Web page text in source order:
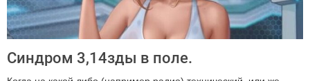
Синдром 3,14зды в поле.